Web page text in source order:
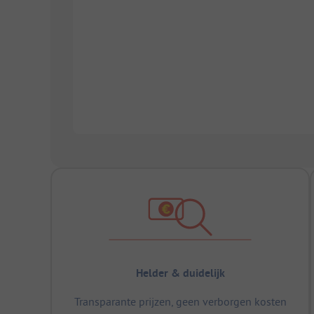
Helder & duidelijk
Transparante prijzen, geen verborgen kosten